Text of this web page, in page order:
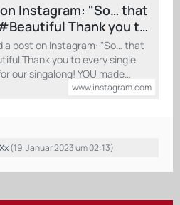
Instagram: "So… that
Thank you to
who joined us for
made it beautiful! 💙
#CurtainCall
a post on Instagram: "So… that
Thank you to every single
our singalong! YOU made…
www.instagram.com
(19. Januar 2023 um 02:13)